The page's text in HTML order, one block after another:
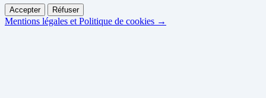
Accepter Réfuser
Mentions légales et Politique de cookies →